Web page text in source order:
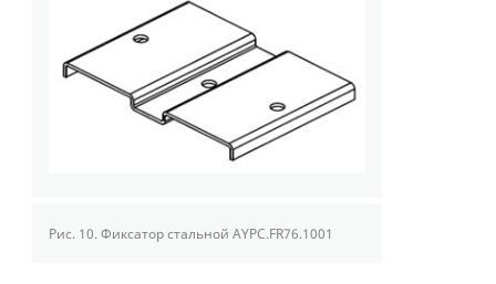
Рис. 10.Фиксатор стальной AYPC.FR76.1001